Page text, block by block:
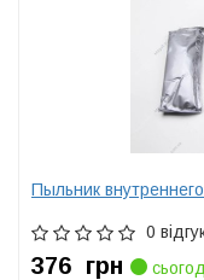
Пыльник
0
376 грн